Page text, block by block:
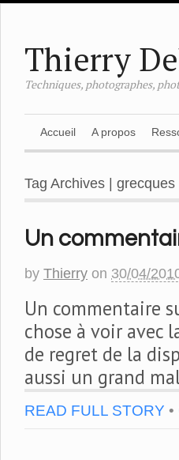
Thierry
Techniques, photographes,
Accueil A propos
Tag Archives | grecques
Un
by Thierry on 30/04/
Un commentaire
chose à voir avec
de regret de la
aussi un grand
READ FULL STORY •